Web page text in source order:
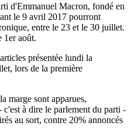
d'Emmanuel Macron, fondé en
le 9 avril 2017 pourront
entre le 23 et le 30 juillet.
1er août.
présentée lundi la
lors de la première
marge sont apparues,
à dire le parlement du parti -
au sort, contre 20% annoncés